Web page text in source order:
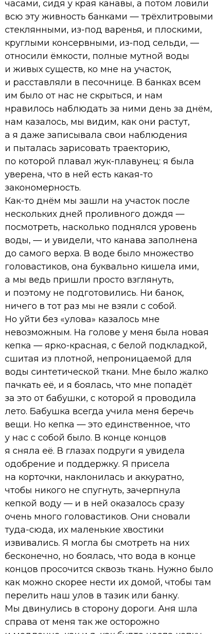
часами, сидя у края канавы, а потом ловили
всю эту живность банками — трёхлитровыми
стеклянными, из-под варенья, и плоскими,
круглыми консервными, из-под сельди, —
относили ёмкости, полные мутной воды
и живых существ, ко мне на участок,
и расставляли в песочнице. В банках всем
им было от нас не скрыться, и нам
нравилось наблюдать за ними день за днём,
нам казалось, мы видим, как они растут,
а я даже записывала свои наблюдения
и пыталась зарисовать траекторию,
по которой плавал жук-плавунец: я была
уверена, что в ней есть какая-то
закономерность.
Как-то днём мы зашли на участок после
нескольких дней проливного дождя —
посмотреть, насколько поднялся уровень
воды, — и увидели, что канава заполнена
до самого верха. В воде было множество
головастиков, она буквально кишела ими,
а мы ведь пришли просто взглянуть,
и поэтому не подготовились. Ни банок,
ничего в тот раз мы не взяли с собой.
Но уйти без «улова» казалось мне
невозможным. На голове у меня была новая
кепка — ярко-красная, с белой подкладкой,
сшитая из плотной, непроницаемой для
воды синтетической ткани. Мне было жалко
пачкать её, и я боялась, что мне попадёт
за это от бабушки, с которой я проводила
лето. Бабушка всегда учила меня беречь
вещи. Но кепка — это единственное, что
у нас с собой было. В конце концов
я сняла её. В глазах подруги я увидела
одобрение и поддержку. Я присела
на корточки, наклонилась и аккуратно,
чтобы никого не спугнуть, зачерпнула
кепкой воду — и в ней оказалось сразу
очень много головастиков. Они сновали
туда-сюда, их маленькие хвостики
извивались. Я могла бы смотреть на них
бесконечно, но боялась, что вода в конце
концов просочится сквозь ткань. Нужно было
как можно скорее нести их домой, чтобы там
перелить наш улов в тазик или банку.
Мы двинулись в сторону дороги. Аня шла
справа от меня так же осторожно